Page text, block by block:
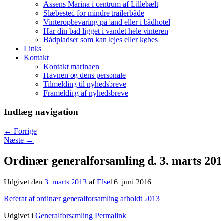
Assens Marina i centrum af Lillebælt
Slæbested for mindre trailerbåde
Vinteropbevaring på land eller i bådhotel
Har din båd ligget i vandet hele vinteren
Bådpladser som kan lejes eller købes
Links
Kontakt
Kontakt marinaen
Havnen og dens personale
Tilmelding til nyhedsbreve
Framelding af nyhedsbreve
Indlæg navigation
← Forrige
Næste →
Ordinær generalforsamling d. 3. marts
Udgivet den 3. marts 2013 afElse16. juni 2016
Referat af ordinær generalforsamling afholdt 2013
Udgivet i Generalforsamling Permalink